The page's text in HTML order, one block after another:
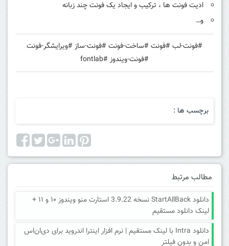
ادیت فونت ها ، ترکیب و ایجاد یک فونت چند زبانه
و…
#فونت-لب #فونت #ساخت-فونت #فونت-ساز #ویرایشگر-فونت
#فونت-ویندوز #fontlab
برچسب ها :
مطالب مرتبط
دانلود StartAllBack نسخه 3.9.22 استارت منو ویندوز ۱۰ و ۱۱ +
لینک دانلود مستقیم
دانلود Intra با لینک مستقیم | نرم افزار اینترا اندروید برای دی‌ان‌اس
امن و بدون فیلتر